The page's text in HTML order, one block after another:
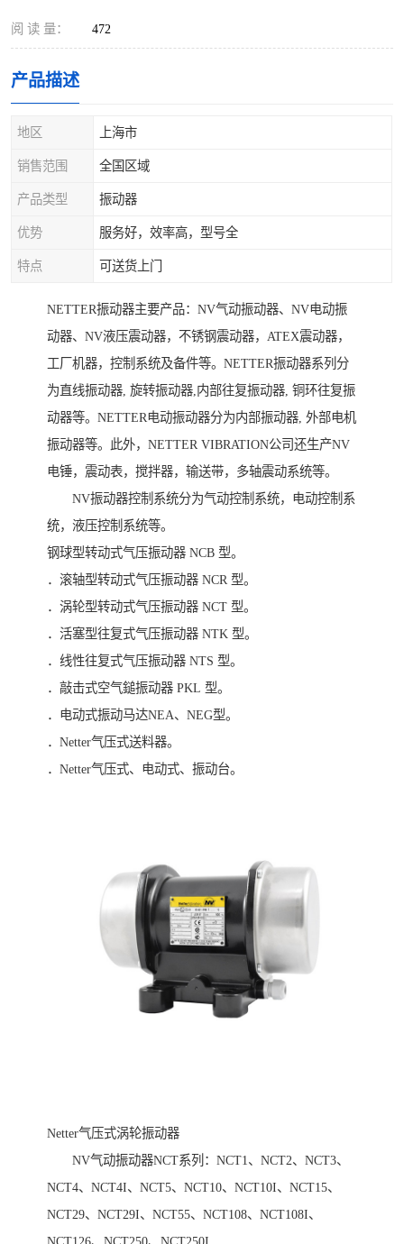
阅 读 量： 472
产品描述
地区 上海市
销售范围 全国区域
产品类型 振动器
优势 服务好，效率高，型号全
特点 可送货上门
NETTER振动器主要产品：NV气动振动器、NV电动振
动器、NV液压震动器，不锈钢震动器，ATEX震动器，
工厂机器，控制系统及备件等。NETTER振动器系列分
为直线振动器, 旋转振动器,内部往复振动器, 铜环往复振
动器等。NETTER电动振动器分为内部振动器, 外部电机
振动器等。此外，NETTER VIBRATION公司还生产NV
电锤，震动表，搅拌器，输送带，多轴震动系统等。
NV振动器控制系统分为气动控制系统，电动控制系
统，液压控制系统等。
钢球型转动式气压振动器 NCB 型。
．滚轴型转动式气压振动器 NCR 型。
．涡轮型转动式气压振动器 NCT 型。
．活塞型往复式气压振动器 NTK 型。
．线性往复式气压振动器 NTS 型。
．敲击式空气鎚振动器 PKL 型。
．电动式振动马达NEA、NEG型。
．Netter气压式送料器。
．Netter气压式、电动式、振动台。
Netter气压式涡轮振动器
NV气动振动器NCT系列：NCT1、NCT2、NCT3、
NCT4、NCT4I、NCT5、NCT10、NCT10I、NCT15、
NCT29、NCT29I、NCT55、NCT108、NCT108I、